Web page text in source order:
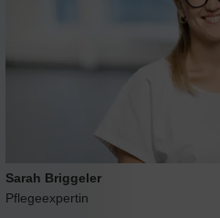
Sarah Briggeler
Pflegeexpertin